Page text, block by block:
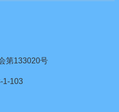
第133020号
1-103